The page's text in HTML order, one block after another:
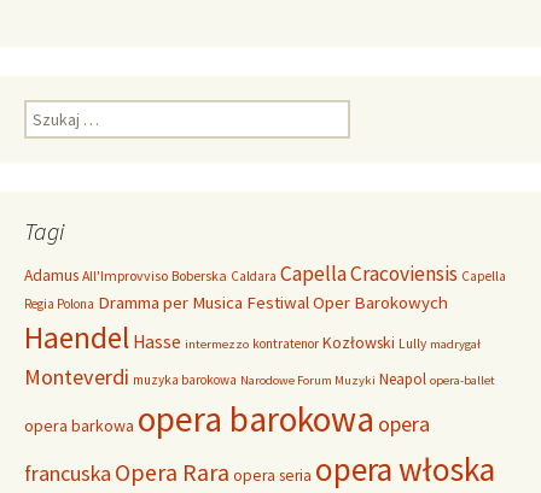
z
Tagi
Adamus All'Improvviso Boberska Caldara Capella Cracoviensis Capella
Regia Polona Dramma per Musica Festiwal Oper Barokowych
Haendel Hasse intermezzo kontratenor Kozłowski Lully madrygał
Monteverdi muzyka barokowa Narodowe Forum Muzyki Neapol opera-ballet
opera barkowa opera barokowa opera
francuska Opera Rara opera seria opera włoska